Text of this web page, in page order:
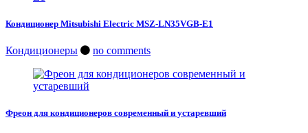
Кондиционер Mitsubishi Electric MSZ-LN35VGB-E1
Кондиционеры no comments
Фреон для кондиционеров современный и устаревший